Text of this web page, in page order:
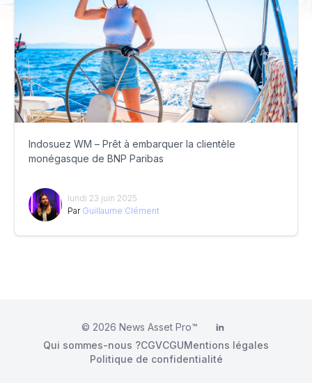
Indosuez WM – Prêt à embarquer la clientèle
monégasque de BNP Paribas
lundi 23 juin 2025
Par Guillaume Clément
© 2026 News Asset Pro™ LinkedIn
Qui sommes-nous ?CGVCGUMentions légales
Politique de confidentialité